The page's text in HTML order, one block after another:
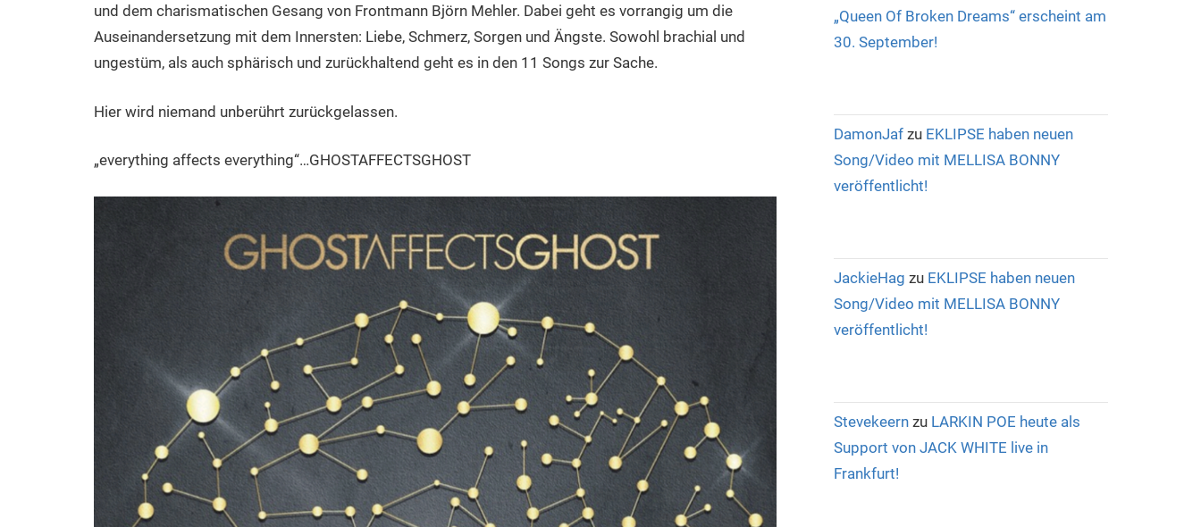
und dem charismatischen Gesang von Frontmann Björn Mehler. Dabei geht es vorrangig um die
Auseinandersetzung mit dem Innersten: Liebe, Schmerz, Sorgen und Ängste. Sowohl brachial und
ungestüm, als auch sphärisch und zurückhaltend geht es in den 11 Songs zur Sache.
Hier wird niemand unberührt zurückgelassen.
„everything affects everything“…GHOSTAFFECTSGHOST
„Queen Of Broken Dreams“ erscheint am
30. September!
DamonJaf zu EKLIPSE haben neuen
Song/Video mit MELLISA BONNY
veröffentlicht!
JackieHag zu EKLIPSE haben neuen
Song/Video mit MELLISA BONNY
veröffentlicht!
Stevekeern zu LARKIN POE heute als
Support von JACK WHITE live in
Frankfurt!